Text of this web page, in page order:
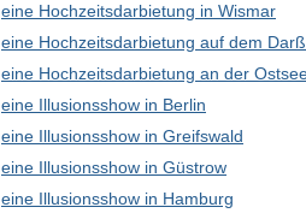
eine Hochzeitsdarbietung in Wismar
eine Hochzeitsdarbietung auf dem Darß
eine Hochzeitsdarbietung an der
eine Illusionsshow in Berlin
eine Illusionsshow in Greifswald
eine Illusionsshow in Güstrow
eine Illusionsshow in Hamburg